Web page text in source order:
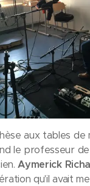
aux tables de
le professeur
Aymerick
qu'il avait